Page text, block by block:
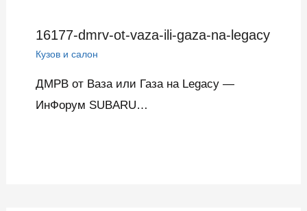
16177-dmrv-ot-vaza-ili-gaza-na-legacy
Кузов и салон
ДМРВ от Ваза или Газа на Legacy —
ИнФорум SUBARU…